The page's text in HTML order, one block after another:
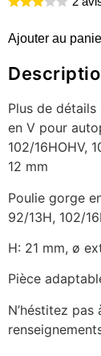
Ajouter au
Plus de
en V pour
102/16HOHV,
12 mm
Poulie gorge
92/13H, 102/
H: 21 mm, ø
Pièce
N’héstitez